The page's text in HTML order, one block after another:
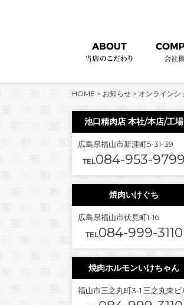
HOME > お知らせ > オンラインシ
池口精肉店 本社/本店/工場
広島県福山市新涯町5-31-39
TEL084-953-9799
焼肉いけぐち
広島県福山市伏見町1-16
TEL084-999-3110
焼肉ホルモンいけちゃん
福山市三之丸町3-1 三之丸東ビ